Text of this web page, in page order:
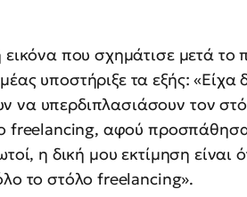
που σχημάτισε μετά το
υποστήριξε τα εξής: «Είχα
να υπερδιπλασιάσουν τον
freelancing, αφού
η δική μου εκτίμηση είναι
το στόλο freelancing».